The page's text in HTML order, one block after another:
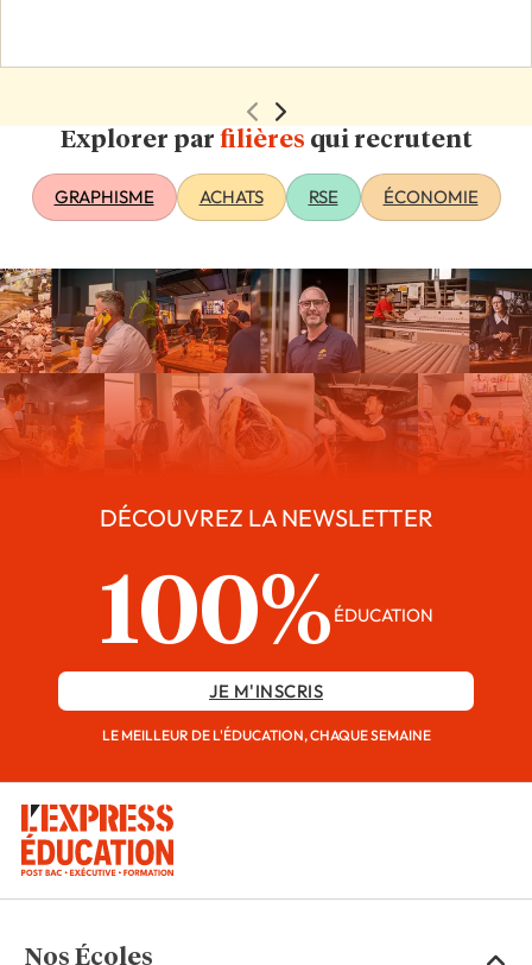
Explorer par filières qui recrutent
GRAPHISME ACHATS RSE ÉCONOMIE
DÉCOUVREZ LA NEWSLETTER
100% ÉDUCATION
JE M'INSCRIS
LE MEILLEUR DE L'ÉDUCATION, CHAQUE SEMAINE
Nos Écoles